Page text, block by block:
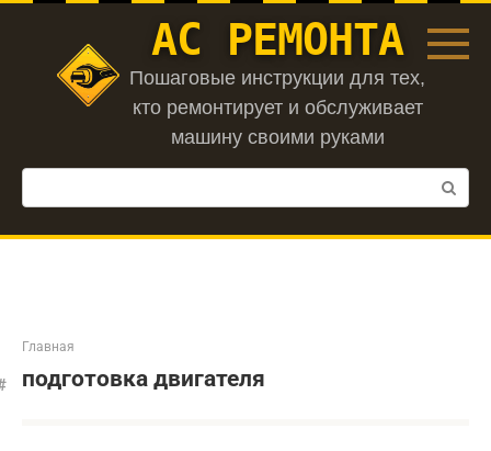
Перейти
АС РЕМОНТА
Пошаговые инструкции для тех,
кто ремонтирует и обслуживает
машину своими руками
Поиск:
Главная
подготовка двигателя